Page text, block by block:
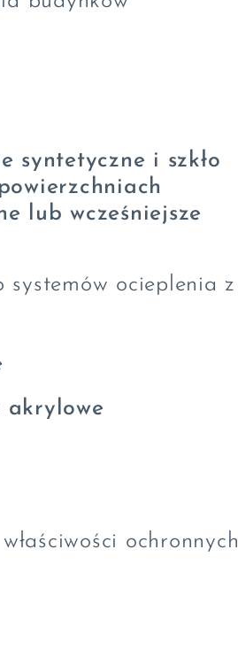
syntetyczne i szkło
lub wcześniejsze
systemów ocieplenia z
akrylowe
ochronnych